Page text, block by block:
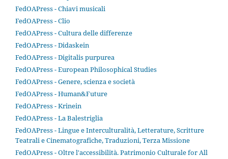
FedOAPress - Chiavi musicali
FedOAPress - Clio
FedOAPress - Cultura delle differenze
FedOAPress - Didaskein
FedOAPress - Digitalis purpurea
FedOAPress - European Philosophical Studies
FedOAPress - Genere, scienza e società
FedOAPress - Human&Future
FedOAPress - Krinein
FedOAPress - La Balestriglia
FedOAPress - Lingue e Interculturalità, Letterature, Scritture
Teatrali e Cinematografiche, Traduzioni, Terza Missione
FedOAPress - Oltre l'accessibilità. Patrimonio Culturale for All